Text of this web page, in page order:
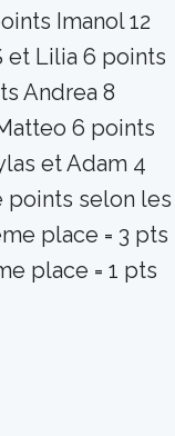
Imanol 12
et Lilia 6 points
Andrea 8
6 points
et Adam 4
selon les
place = 3 pts
place = 1 pts